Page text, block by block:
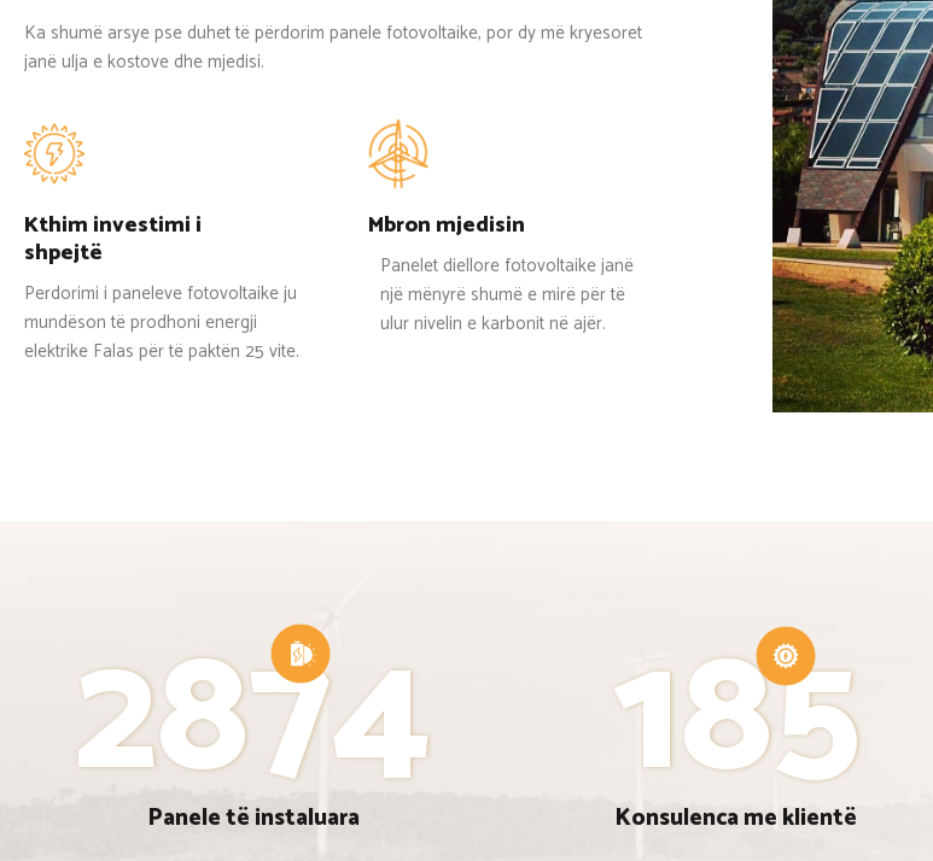
Ka shumë arsye pse duhet të përdorim panele fotovoltaike, por dy më kryesoret
janë ulja e kostove dhe mjedisi.
Kthim investimi i
shpejtë
Perdorimi i paneleve fotovoltaike ju
mundëson të prodhoni energji
elektrike Falas për të paktën 25 vite.
Mbron mjedisin
Panelet diellore fotovoltaike janë
një mënyrë shumë e mirë për të
ulur nivelin e karbonit në ajër.
2874
Panele të instaluara 185
Konsulenca me klientë